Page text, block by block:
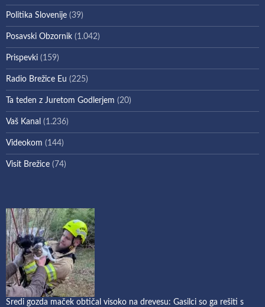
Politika Slovenije (39)
Posavski Obzornik (1.042)
Prispevki (159)
Radio Brežice Eu (225)
Ta teden z Juretom Godlerjem (20)
Vaš Kanal (1.236)
Videokom (144)
Visit Brežice (74)
Sredi gozda maček obtičal visoko na drevesu: Gasilci so ga rešiti s